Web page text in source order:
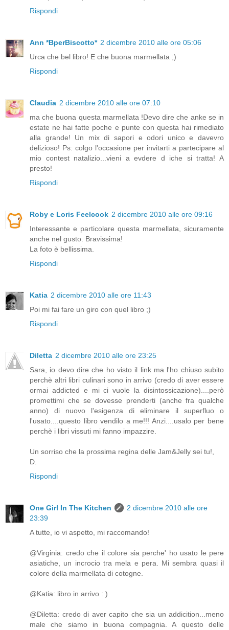
Rispondi
Ann *BperBiscotto* 2 dicembre 2010 alle ore 05:06
Urca che bel libro! E che buona marmellata ;)
Rispondi
Claudia 2 dicembre 2010 alle ore 07:10
ma che buona questa marmellata !Devo dire che anke se in
estate ne hai fatte poche e punte con questa hai rimediato
alla grande! Un mix di sapori e odori unico e davevro
delizioso! Ps: colgo l'occasione per invitarti a partecipare al
mio contest natalizio...vieni a evdere d iche si tratta! A
presto!
Rispondi
Roby e Loris Feelcook 2 dicembre 2010 alle ore 09:16
Interessante e particolare questa marmellata, sicuramente
anche nel gusto. Bravissima!
La foto è bellissima.
Rispondi
Katia 2 dicembre 2010 alle ore 11:43
Poi mi fai fare un giro con quel libro ;)
Rispondi
Diletta 2 dicembre 2010 alle ore 23:25
Sara, io devo dire che ho visto il link ma l'ho chiuso subito
perchè altri libri culinari sono in arrivo (credo di aver essere
ormai addicted e mi ci vuole la disintossicazione)....però
promettimi che se dovesse prenderti (anche fra qualche
anno) di nuovo l'esigenza di eliminare il superfluo o
l'usato....questo libro vendilo a me!!! Anzi....usalo per bene
perchè i libri vissuti mi fanno impazzire.
Un sorriso che la prossima regina delle Jam&Jelly sei tu!,
D.
Rispondi
One Girl In The Kitchen
2 dicembre 2010 alle ore
23:39
A tutte, io vi aspetto, mi raccomando!
@Virginia: credo che il colore sia perche' ho usato le pere
asiatiche, un incrocio tra mela e pera. Mi sembra quasi il
colore della marmellata di cotogne.
@Katia: libro in arrivo : )
@Diletta: credo di aver capito che sia un addicition...meno
male che siamo in buona compagnia. A questo delle